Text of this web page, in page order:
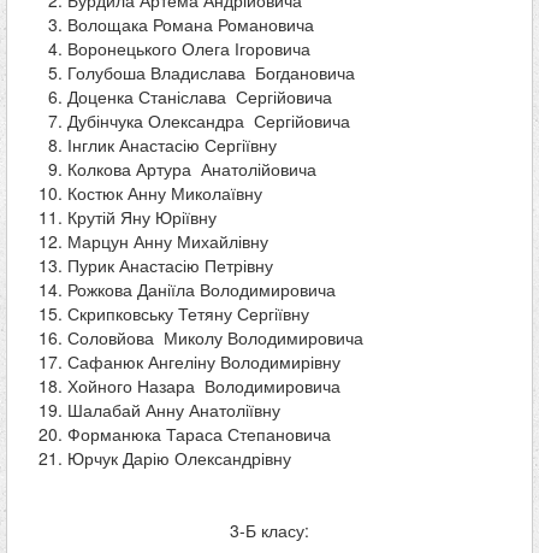
Волощака Романа Романовича
Воронецького Олега Ігоровича
Голубоша Владислава Богдановича
Доценка Станіслава Сергійовича
Дубінчука Олександра Сергійовича
Інглик Анастасію Сергіївну
Колкова Артура Анатолійовича
Костюк Анну Миколаївну
Крутій Яну Юріївну
Марцун Анну Михайлівну
Пурик Анастасію Петрівну
Рожкова Даніїла Володимировича
Скрипковську Тетяну Сергіївну
Соловйова Миколу Володимировича
Сафанюк Ангеліну Володимирівну
Хойного Назара Володимировича
Шалабай Анну Анатоліївну
Форманюка Тараса Степановича
Юрчук Дарію Олександрівну
3-Б класу: